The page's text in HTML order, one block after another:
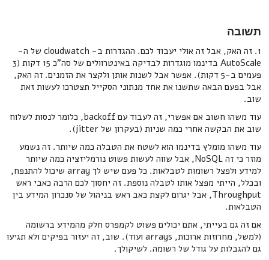
תשובה
1. זה האק, אבל זה אולי יעבוד לכם. ההגדרות ב- cloudwatch של ה-
AutoScale בדינמו מוגדרות לבדיקה באינטרוולים של סה"כ 15 דקות (3
פעמים ב-5 דקות). אפשר אבל לשנות אותן ולקצר את הזמנים. זה האק,
אבל בפעם הבאה שתשנו את אחד מנתוני הסקייל תצטרכו לעשות זאת
שוב.
עוד משהו חשוב אם אפשרי, זה לעבוד עם backoff, כלומר לנסות לשלוח
שוב את הבקשה אחרי כמה שניות (בעקרון של jitter).
עוד משהו מומלץ בדינמו הוא לשטח את הטבלה כמה שיותר. זה נשמע
מוזר כי זה NoSQL, אבל שווה לעשות פשוט נורמליזציה כמה שיותר
למידע ולפצל רשומות לטבלאות. כל פעם שיש לך array שיכול להתנפח,
ובכלל, הייתי מפצל אותו לטבלה נוספת. זה יחסוך לכם הרבה כאבי ראש
Throughput, אבל יגרום לקצת כאב ראש בניהול של סנכרון המידע בין
הטבלאות.
אם זה גם בעייתי, אתם יכולים פשוט לקמפרס חלק מהמידע ברשומה
(למשל, מחרוזות ארוכות, arrays ועוד). שוב, זה יעזור בפיקים ולא תגיעו
גם להגבלות על גודל של רשומה. לשיקולך.